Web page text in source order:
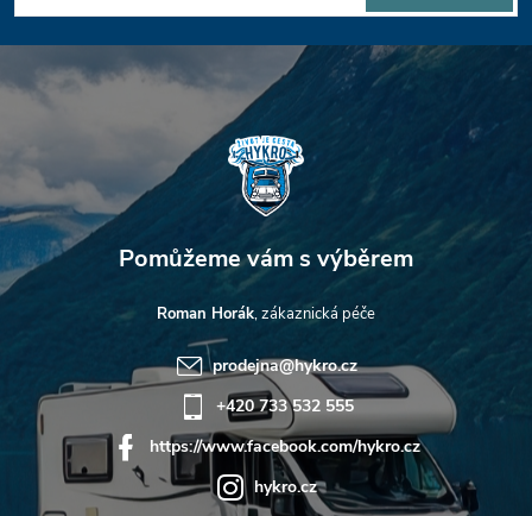
a
t
í
Roman Horák
prodejna@hykro.cz
+420 733 532 555
https://www.facebook.com/hykro.cz
hykro.cz